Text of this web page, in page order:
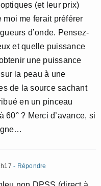
(et leur prix)
moi me ferait préférer
d’onde. Pensez-
et quelle puissance
une puissance
la peau à une
de la source sachant
en un pinceau
60° ? Merci d’avance, si
- Répondre